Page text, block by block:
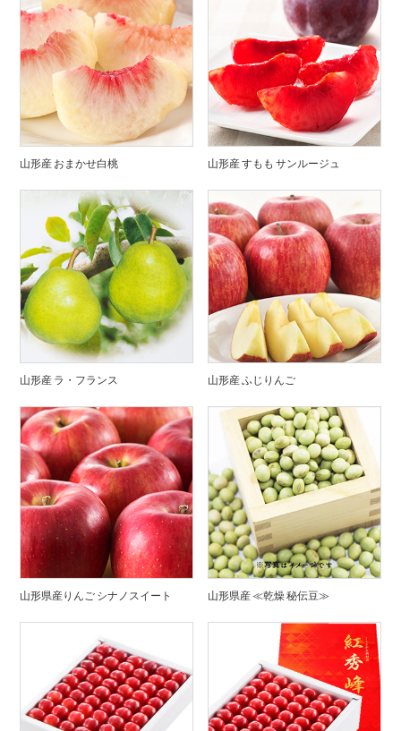
山形産 おまかせ白桃 山形産 すもも サンルージュ
山形産 ラ・フランス 山形産 ふじりんご
山形県産りんご シナノスイート 山形県産 ≪乾燥 秘伝豆≫